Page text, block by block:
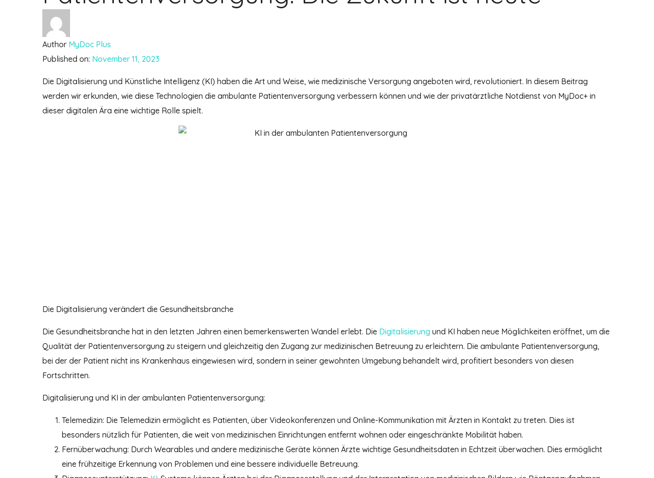
Author MyDoc Plus
Published on: November 11, 2023
Die Digitalisierung und Künstliche Intelligenz (KI) haben die Art und Weise, wie medizinische Versorgung angeboten wird, revolutioniert. In diesem Beitrag
werden wir erkunden, wie diese Technologien die ambulante Patientenversorgung verbessern können und wie der privatärztliche Notdienst von MyDoc+ in
dieser digitalen Ära eine wichtige Rolle spielt.
Die Digitalisierung verändert die Gesundheitsbranche
Die Gesundheitsbranche hat in den letzten Jahren einen bemerkenswerten Wandel erlebt. Die Digitalisierung und KI haben neue Möglichkeiten eröffnet, um die
Qualität der Patientenversorgung zu steigern und gleichzeitig den Zugang zur medizinischen Betreuung zu erleichtern. Die ambulante Patientenversorgung,
bei der der Patient nicht ins Krankenhaus eingewiesen wird, sondern in seiner gewohnten Umgebung behandelt wird, profitiert besonders von diesen
Fortschritten.
Digitalisierung und KI in der ambulanten Patientenversorgung:
Telemedizin: Die Telemedizin ermöglicht es Patienten, über Videokonferenzen und Online-Kommunikation mit Ärzten in Kontakt zu treten. Dies ist
besonders nützlich für Patienten, die weit von medizinischen Einrichtungen entfernt wohnen oder eingeschränkte Mobilität haben.
Fernüberwachung: Durch Wearables und andere medizinische Geräte können Ärzte wichtige Gesundheitsdaten in Echtzeit überwachen. Dies ermöglicht
eine frühzeitige Erkennung von Problemen und eine bessere individuelle Betreuung.